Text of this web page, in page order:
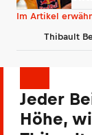
Im Artikel
Thibault
Jeder
Höhe,